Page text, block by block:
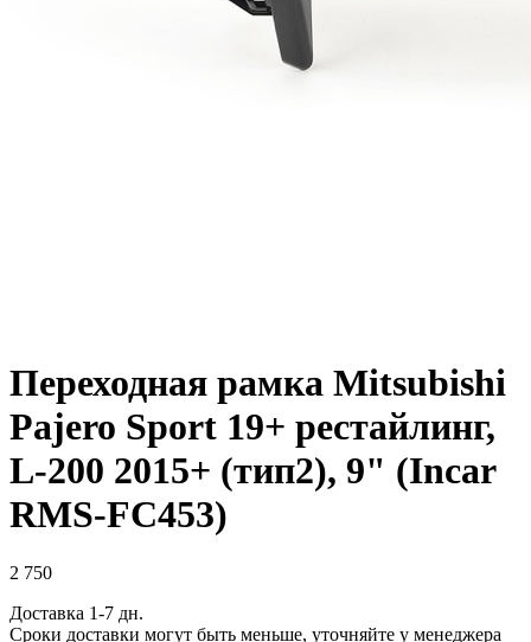
Переходная рамка Mitsubishi
Pajero Sport 19+ рестайлинг,
L-200 2015+ (тип2), 9" (Incar
RMS-FC453)
2 750
Доставка 1-7 дн.
Сроки доставки могут быть меньше, уточняйте у менеджера